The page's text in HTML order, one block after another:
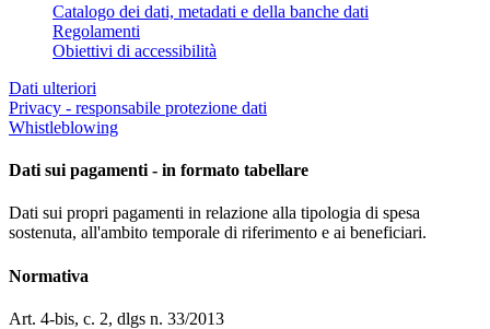
Catalogo dei dati, metadati e della banche dati
Regolamenti
Obiettivi di accessibilità
Dati ulteriori
Privacy - responsabile protezione dati
Whistleblowing
Dati sui pagamenti - in formato tabellare
Dati sui propri pagamenti in relazione alla tipologia di spesa
sostenuta, all'ambito temporale di riferimento e ai beneficiari.
Normativa
Art. 4-bis, c. 2, dlgs n. 33/2013